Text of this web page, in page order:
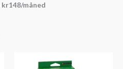
kr148/måned